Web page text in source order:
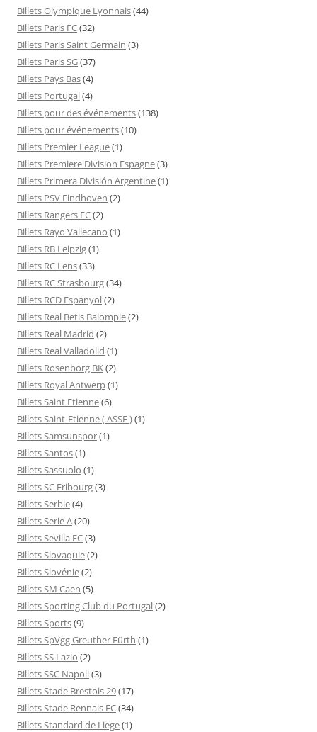
Billets Olympique Lyonnais(44)
Billets Paris FC(32)
Billets Paris Saint Germain (3)
Billets Paris SG(37)
Billets Pays Bas(4)
Billets Portugal(4)
Billets pour des événements(138)
Billets pour événements(10)
Billets Premier League(1)
Billets Premiere Division Espagne(3)
Billets Primera División Argentine(1)
Billets PSV Eindhoven (2)
Billets Rangers FC(2)
Billets Rayo Vallecano (1)
Billets RB Leipzig(1)
Billets RC Lens(33)
Billets RC Strasbourg(34)
Billets RCD Espanyol(2)
Billets Real Betis Balompie(2)
Billets Real Madrid (2)
Billets Real Valladolid (1)
Billets Rosenborg BK(2)
Billets Royal Antwerp(1)
Billets Saint Etienne(6)
Billets Saint-Etienne ( ASSE )(1)
Billets Samsunspor(1)
Billets Santos(1)
Billets Sassuolo (1)
Billets SC Fribourg(3)
Billets Serbie(4)
Billets Serie A(20)
Billets Sevilla FC(3)
Billets Slovaquie(2)
Billets Slovénie(2)
Billets SM Caen (5)
Billets Sporting Club du Portugal(2)
Billets Sports(9)
Billets SpVgg Greuther Fürth (1)
Billets SS Lazio (2)
Billets SSC Napoli(3)
Billets Stade Brestois 29(17)
Billets Stade Rennais FC(34)
Billets Standard de Liege(1)